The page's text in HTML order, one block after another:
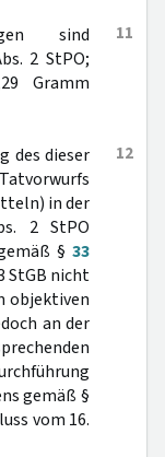
11
sind
2 StPO;
Gramm
12
des dieser
in der
2 StPO
§ 33
StGB nicht
objektiven
an der
gemäß §
vom 16.